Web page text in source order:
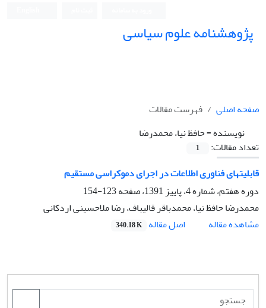
پژوهشنامه علوم سیاسی
صفحه اصلی
فهرست مقالات
نویسنده =حافظ نیا، محمدرضا
تعداد مقالات:
1
قابلیتهای فناوری اطلاعات در اجرای دموکراسی مستقیم
دوره هفتم، شماره 4، پاییز 1391، صفحه
123-154
محمدرضا حافظ نیا، محمدباقر قالیباف، رضا ملاحسینی اردکانی
مشاهده مقاله
اصل مقاله 340.18 K